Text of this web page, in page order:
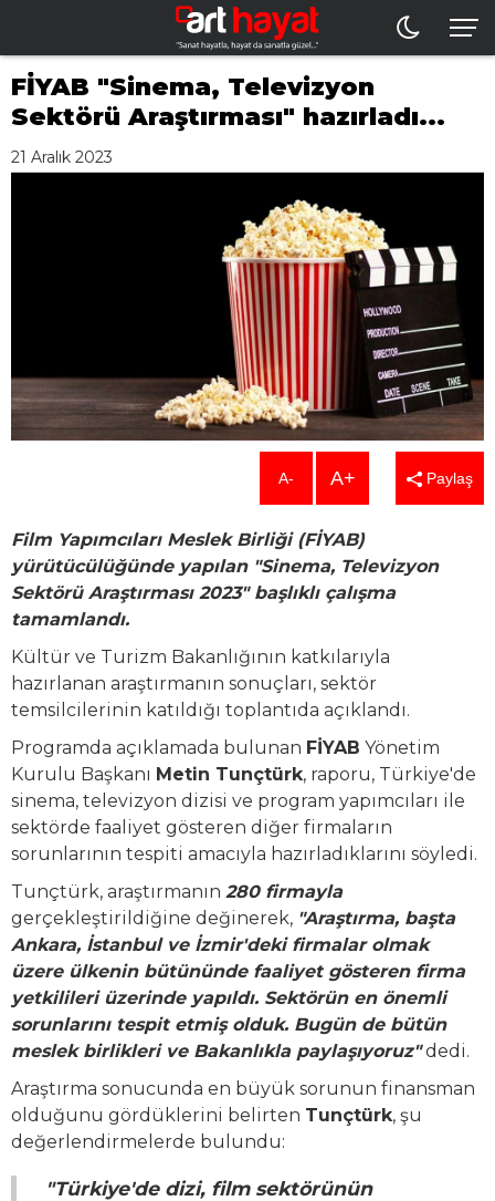
FİYAB "Sinema, Televizyon
Sektörü Araştırması" hazırladı...
21 Aralık 2023
A- A+ Paylaş
Film Yapımcıları Meslek Birliği (FİYAB)
yürütücülüğünde yapılan "Sinema, Televizyon
Sektörü Araştırması 2023" başlıklı çalışma
tamamlandı.
Kültür ve Turizm Bakanlığının katkılarıyla
hazırlanan araştırmanın sonuçları, sektör
temsilcilerinin katıldığı toplantıda açıklandı.
Programda açıklamada bulunan FİYAB Yönetim
Kurulu Başkanı Metin Tunçtürk, raporu, Türkiye'de
sinema, televizyon dizisi ve program yapımcıları ile
sektörde faaliyet gösteren diğer firmaların
sorunlarının tespiti amacıyla hazırladıklarını söyledi.
Tunçtürk, araştırmanın 280 firmayla
gerçekleştirildiğine değinerek, "Araştırma, başta
Ankara, İstanbul ve İzmir'deki firmalar olmak
üzere ülkenin bütününde faaliyet gösteren firma
yetkilileri üzerinde yapıldı. Sektörün en önemli
sorunlarını tespit etmiş olduk. Bugün de bütün
meslek birlikleri ve Bakanlıkla paylaşıyoruz"dedi.
Araştırma sonucunda en büyük sorunun finansman
olduğunu gördüklerini belirten Tunçtürk, şu
değerlendirmelerde bulundu:
"Türkiye'de dizi, film sektörünün